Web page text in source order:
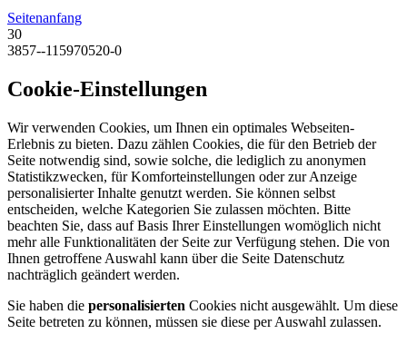
Seitenanfang
30
3857--115970520-0
Cookie-Einstellungen
Wir verwenden Cookies, um Ihnen ein optimales Webseiten-
Erlebnis zu bieten. Dazu zählen Cookies, die für den Betrieb der
Seite notwendig sind, sowie solche, die lediglich zu anonymen
Statistikzwecken, für Komforteinstellungen oder zur Anzeige
personalisierter Inhalte genutzt werden. Sie können selbst
entscheiden, welche Kategorien Sie zulassen möchten. Bitte
beachten Sie, dass auf Basis Ihrer Einstellungen womöglich nicht
mehr alle Funktionalitäten der Seite zur Verfügung stehen. Die von
Ihnen getroffene Auswahl kann über die Seite Datenschutz
nachträglich geändert werden.
Sie haben die personalisierten Cookies nicht ausgewählt. Um diese
Seite betreten zu können, müssen sie diese per Auswahl zulassen.